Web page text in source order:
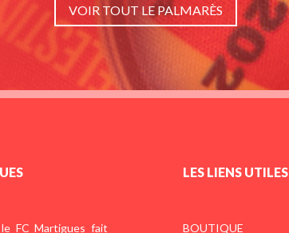
VOIR TOUT LE PALMARÈS
FC Martigues fait
LES LIENS UTILES
BOUTIQUE